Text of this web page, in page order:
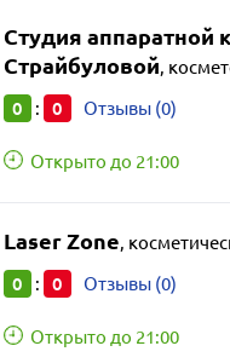
Студия аппаратной
Страйбуловой,
0 : 0 Отзывы (0)
Открыто до 21:00
Laser Zone,
0 : 0 Отзывы (0)
Открыто до 21:00